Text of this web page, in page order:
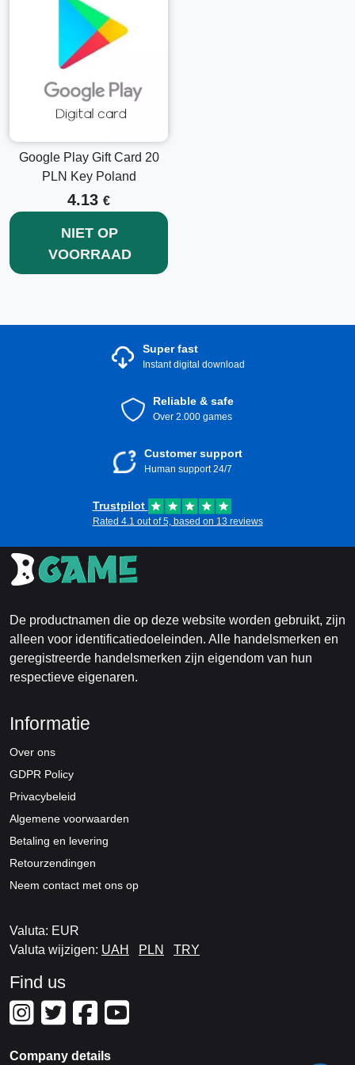
uitgebreide aanbiedingen van Google Play!
Google Play Gift Card 20
PLN Key Poland
4.13 €
NIET OP
VOORRAAD
Super fast
Instant digital download
Reliable & safe
Over 2.000 games
Customer support
Human support 24/7
Trustpilot
Rated 4.1 out of 5, based on 13 reviews
De productnamen die op deze website worden gebruikt, zijn
alleen voor identificatiedoeleinden. Alle handelsmerken en
geregistreerde handelsmerken zijn eigendom van hun
respectieve eigenaren.
Informatie
Over ons
GDPR Policy
Privacybeleid
Algemene voorwaarden
Betaling en levering
Retourzendingen
Neem contact met ons op
Valuta: EUR
Valuta wijzigen: UAH PLN TRY
Find us
Company details